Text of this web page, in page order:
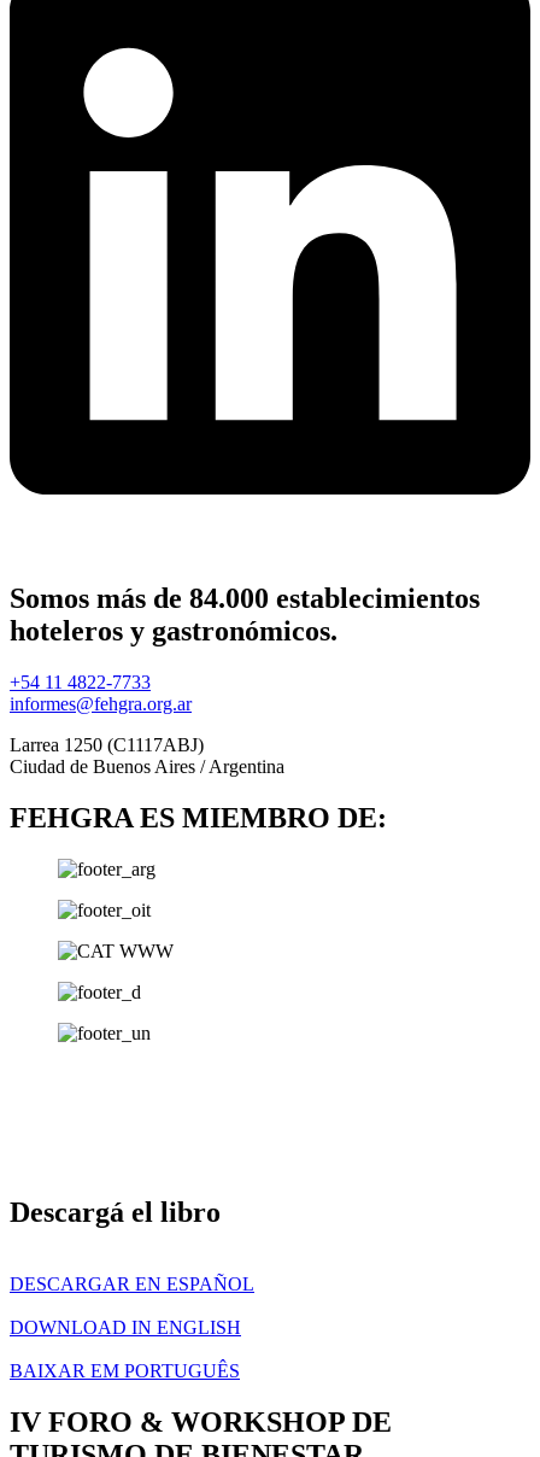
Somos más de 84.000 establecimientos
hoteleros y gastronómicos.
+54 11 4822-7733
informes@fehgra.org.ar
Larrea 1250 (C1117ABJ)
Ciudad de Buenos Aires / Argentina
FEHGRA ES MIEMBRO DE:
Descargá el libro
DESCARGAR EN ESPAÑOL
DOWNLOAD IN ENGLISH
BAIXAR EM PORTUGUÊS
IV FORO & WORKSHOP DE